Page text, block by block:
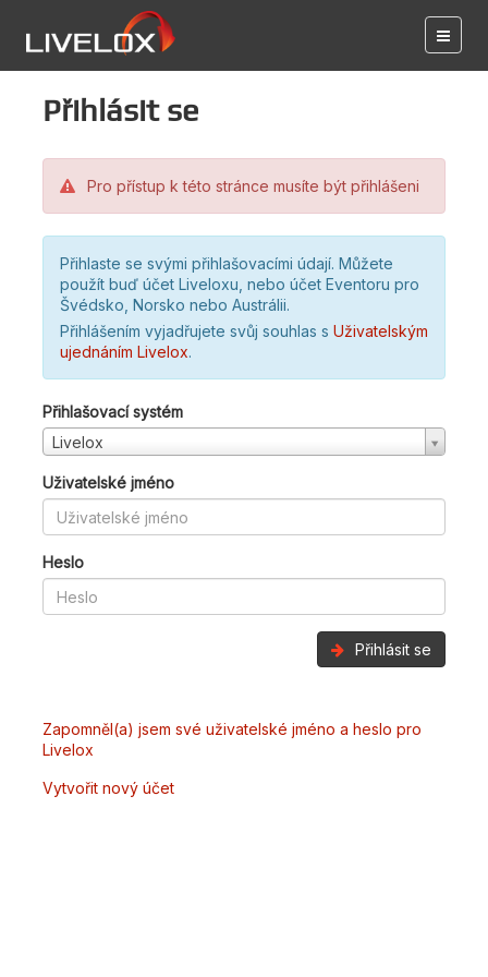
Přihlásit se
Pro přístup k této stránce musíte být přihlášeni
Přihlaste se svými přihlašovacími údají. Můžete
použít buď účet Liveloxu, nebo účet Eventoru pro
Švédsko, Norsko nebo Austrálii.
Přihlášením vyjadřujete svůj souhlas s Uživatelským
ujednáním Livelox.
Přihlašovací systém
Livelox
Uživatelské jméno
Heslo
Přihlásit se
Zapomněl(a) jsem své uživatelské jméno a heslo pro
Livelox
Vytvořit nový účet